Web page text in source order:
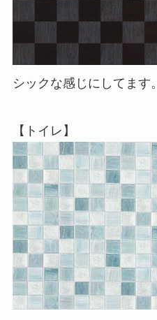
シックな感じにしてます。
【トイレ】